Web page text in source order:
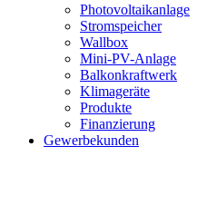
Photovoltaikanlage
Stromspeicher
Wallbox
Mini-PV-Anlage
Balkonkraftwerk
Klimageräte
Produkte
Finanzierung
Gewerbekunden